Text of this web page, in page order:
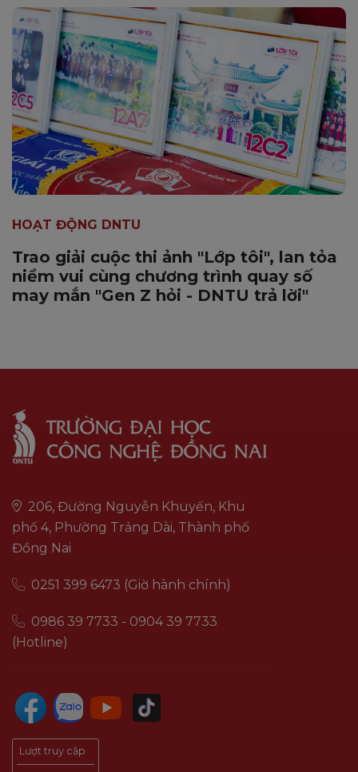
HOẠT ĐỘNG DNTU
Trao giải cuộc thi ảnh "Lớp tôi", lan tỏa
niềm vui cùng chương trình quay số
may mắn "Gen Z hỏi - DNTU trả lời"
206, Đường Nguyễn Khuyến, Khu
phố 4, Phường Trảng Dài, Thành phố
Đồng Nai
0251 399 6473 (Giờ hành chính)
0986 39 7733 - 0904 39 7733
(Hotline)
Lượt truy cập